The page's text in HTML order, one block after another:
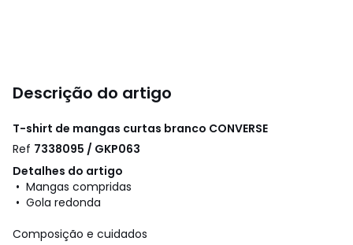
Descrição do artigo
T-shirt de mangas curtas branco CONVERSE
Ref 7338095 / GKP063
Detalhes do artigo
• Mangas compridas
• Gola redonda
Composição e cuidados